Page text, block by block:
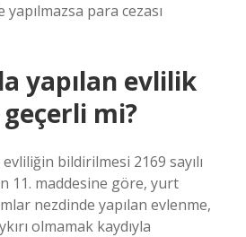
para cezası
yapılan evlilik
mi?
bildirilmesi 2169 sayılı
11. maddesine göre, yurt
nezdinde yapılan evlenme,
olmamak kaydıyla